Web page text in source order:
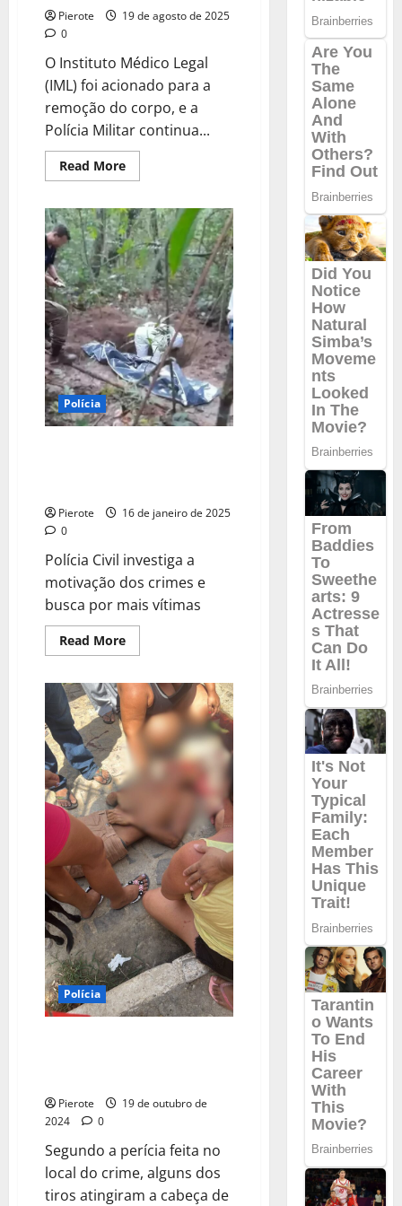
Pierote
19 de agosto de 2025
0
O Instituto Médico Legal
(IML) foi acionado para a
remoção do corpo, e a
Polícia Militar continua...
Read MoreRead
more
Adolescente
é
morto
a
tiros
dentro
de
cemitério
em
Teresina
Polícia
Pierote
16 de janeiro de 2025
0
Polícia Civil investiga a
motivação dos crimes e
busca por mais vítimas
Read MoreRead
more
Cemitério
clandestino
com
12
corpos
é
descoberto
no
MT
Polícia
Pierote
19 de outubro de
2024
0
Segundo a perícia feita no
local do crime, alguns dos
tiros atingiram a cabeça de